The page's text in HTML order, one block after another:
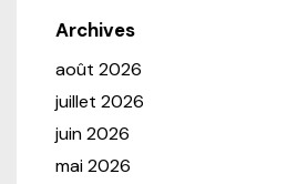
Archives
août 2026
juillet 2026
juin 2026
mai 2026